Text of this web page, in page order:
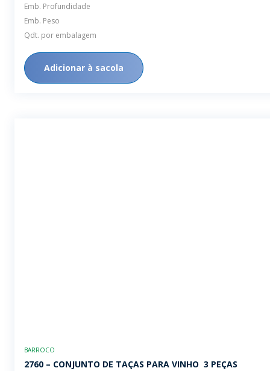
Emb. Profundidade
Emb. Peso
Qdt. por embalagem
Adicionar à sacola
BARROCO
2760 – CONJUNTO DE TAÇAS PARA VINHO  3 PEÇAS